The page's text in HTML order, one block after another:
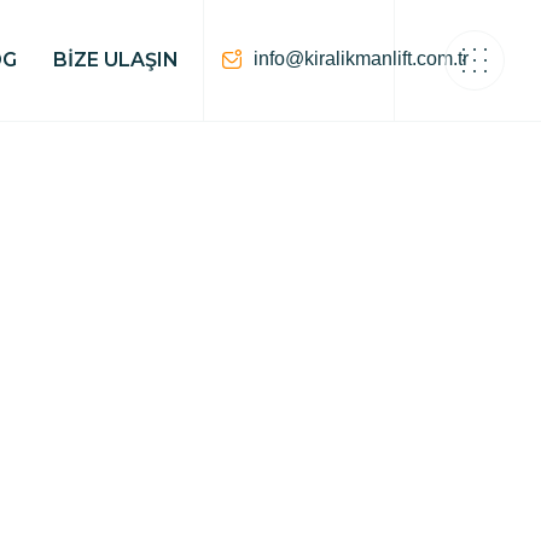
BIZE ULAŞIN info@kiralikmanlift.com.tr